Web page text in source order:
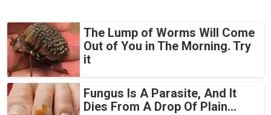
The Lump of Worms Will Come
Out of You in The Morning. Try
it
Fungus Is A Parasite, And It
Dies From A Drop Of Plain...